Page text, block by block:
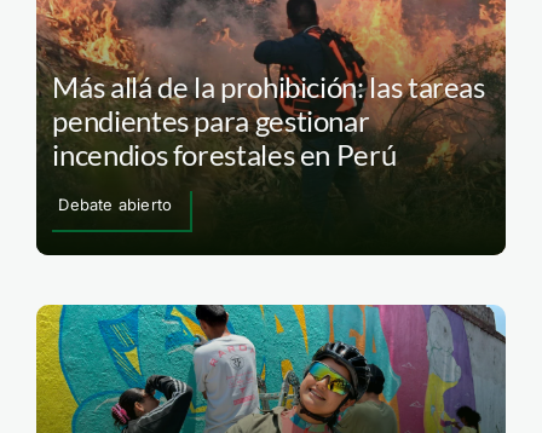
Más allá de la prohibición: las tareas
pendientes para gestionar
incendios forestales en Perú
Debate abierto